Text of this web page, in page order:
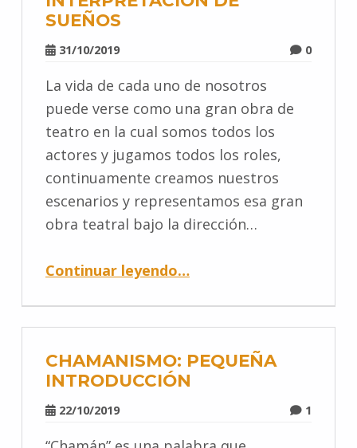
SUEÑOS
31/10/2019 0
La vida de cada uno de nosotros
puede verse como una gran obra de
teatro en la cual somos todos los
actores y jugamos todos los roles,
continuamente creamos nuestros
escenarios y representamos esa gran
obra teatral bajo la dirección…
Continuar leyendo…
CHAMANISMO: PEQUEÑA
INTRODUCCIÓN
22/10/2019 1